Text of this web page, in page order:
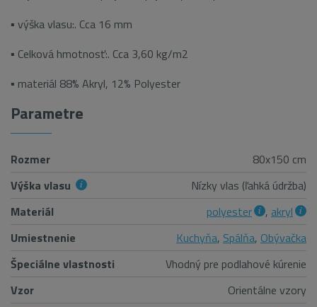
▪ výška vlasu:. Cca 16 mm
▪ Celková hmotnosť:. Cca 3,60 kg/m2
▪ materiál 88% Akryl, 12% Polyester
Parametre
Rozmer
80x150 cm
Výška vlasu
Nízky vlas (ľahká údržba)
Materiál
polyester , akryl
Umiestnenie
Kuchyňa, Spálňa, Obývačka
Špeciálne vlastnosti
Vhodný pre podlahové kúrenie
Vzor
Orientálne vzory